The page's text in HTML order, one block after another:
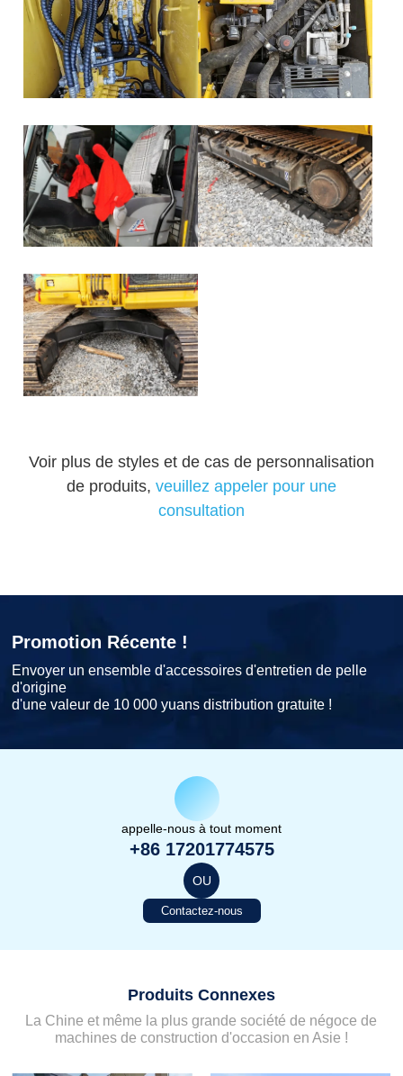
Voir plus de styles et de cas de personnalisation
de produits, veuillez appeler pour une
consultation
Promotion Récente !
Envoyer un ensemble d'accessoires d'entretien de pelle
d'origine
d'une valeur de 10 000 yuans distribution gratuite !
appelle-nous à tout moment
+86 17201774575
OU
Contactez-nous
Produits Connexes
La Chine et même la plus grande société de négoce de
machines de construction d'occasion en Asie !